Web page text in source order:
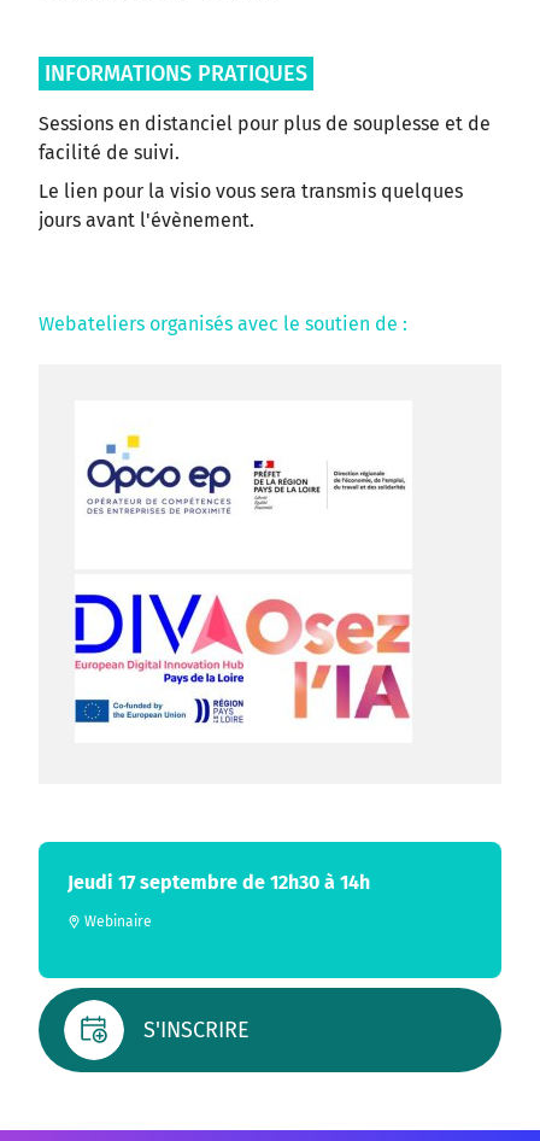
INFORMATIONS PRATIQUES
Sessions en distanciel pour plus de souplesse et de
facilité de suivi.
Le lien pour la visio vous sera transmis quelques
jours avant l'évènement.
Webateliers organisés avec le soutien de :
Jeudi 17 septembre de 12h30 à 14h
Webinaire
S'INSCRIRE